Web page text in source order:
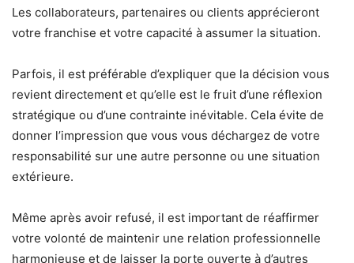
Les collaborateurs, partenaires ou clients apprécieront
votre franchise et votre capacité à assumer la situation.
Parfois, il est préférable d’expliquer que la décision vous
revient directement et qu’elle est le fruit d’une réflexion
stratégique ou d’une contrainte inévitable. Cela évite de
donner l’impression que vous vous déchargez de votre
responsabilité sur une autre personne ou une situation
extérieure.
Même après avoir refusé, il est important de réaffirmer
votre volonté de maintenir une relation professionnelle
harmonieuse et de laisser la porte ouverte à d’autres